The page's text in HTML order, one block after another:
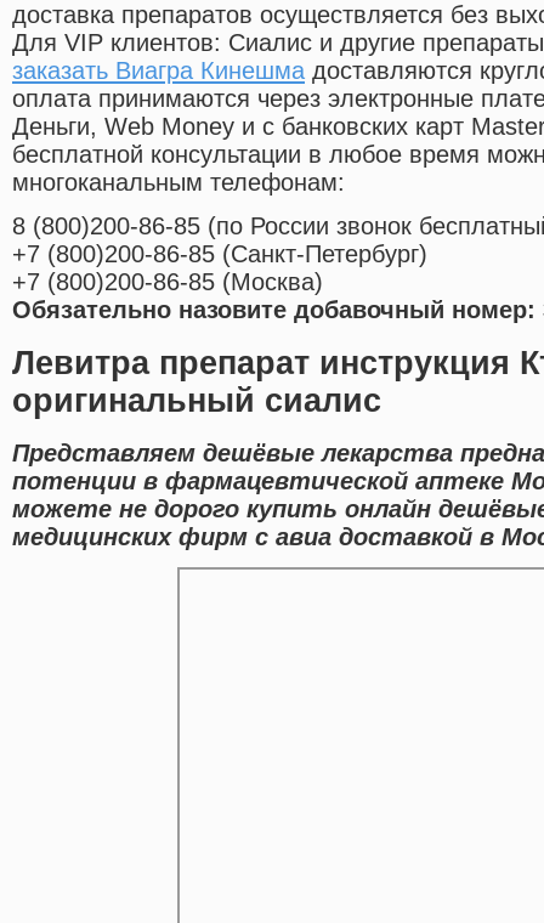
доставка препаратов осуществляется без
Для VIP клиентов: Сиалис и другие
заказать Виагра Кинешма доставляются
оплата принимаются через электронные
Деньги, Web Money и с банковских карт
бесплатной консультации в любое время
многоканальным телефонам:
8 (800)200-86-85 (по России звонок
+7 (800)200-86-85 (Санкт-Петербург)
+7 (800)200-86-85 (Москва)
Обязательно назовите добавочный номер:
Левитра препарат инструкция
оригинальный сиалис
Представляем дешёвые лекарства
потенции в фармацевтической аптеке
можете не дорого купить онлайн
медицинских фирм с авиа доставкой в